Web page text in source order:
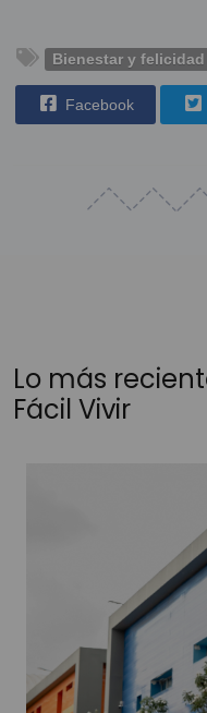
Bienestar y felicidad
Facebook
Lo más
Fácil Vivir